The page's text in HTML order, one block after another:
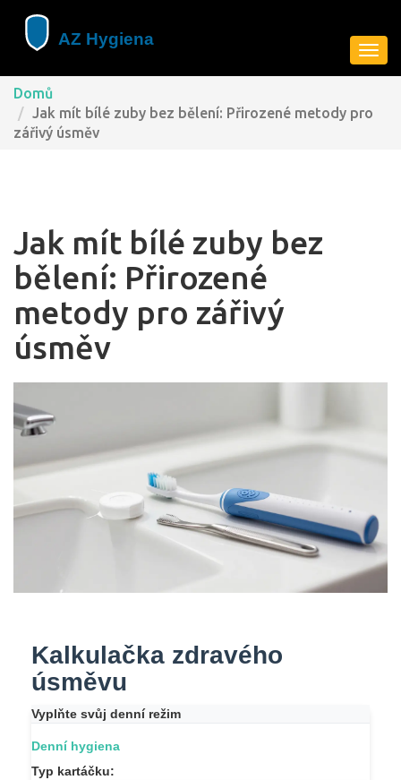
Domů
Jak mít bílé zuby bez bělení: Přirozené metody pro
zářivý úsměv
Jak mít bílé zuby bez
bělení: Přirozené
metody pro zářivý
úsměv
Kalkulačka zdravého
úsměvu
Vyplňte svůj denní režim
Denní hygiena
Typ kartáčku: